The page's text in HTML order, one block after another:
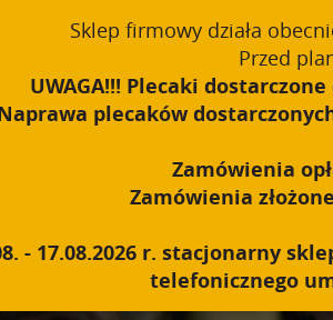
IN POLAND SINCE 1984 Polski
Sklep firmowy działa
Przed
UWAGA!!! Plecaki
plecaków
Zamówienia
Zamówienia
- 17.08.2026 r. stacjonarny
telefonicznego